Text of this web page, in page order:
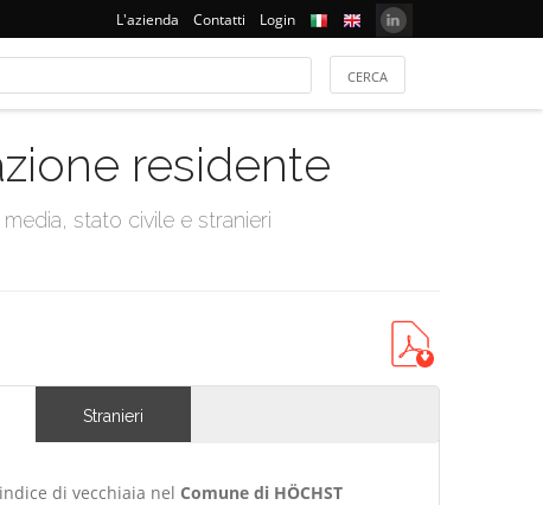
L'azienda Contatti Login
residente
stato civile e stranieri
Stranieri
di vecchiaia nel Comune di HÖCHST